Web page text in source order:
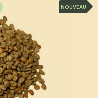
NOUVEAU